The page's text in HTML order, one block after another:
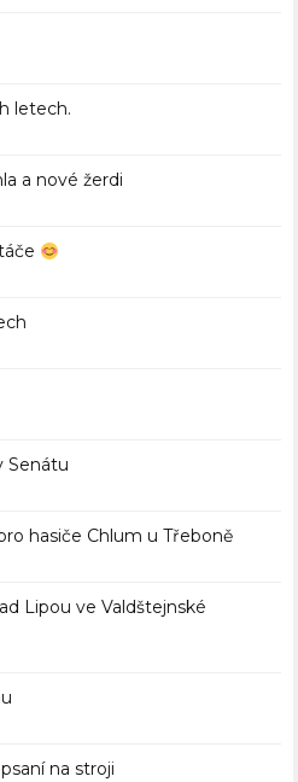
letech.
a nové žerdi
Senátu
hasiče Chlum u Třeboně
Lipou ve Valdštejnské
na stroji